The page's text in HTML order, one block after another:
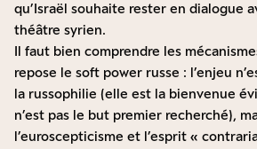
qu’Israël souhaite rester en dialogue
théâtre syrien.
Il faut bien comprendre les
repose le soft power russe : l’enjeu
la russophilie (elle est la bienvenue
n’est pas le but premier recherché),
l’euroscepticisme et l’esprit «